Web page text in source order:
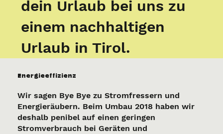
dein Urlaub bei uns zu
einem nachhaltigen
Urlaub in Tirol.
Wir sagen Bye Bye zu Stromfressern und
Energieräubern. Beim Umbau 2018 haben wir
deshalb penibel auf einen geringen
Stromverbrauch bei Geräten und
Energieeffizienz